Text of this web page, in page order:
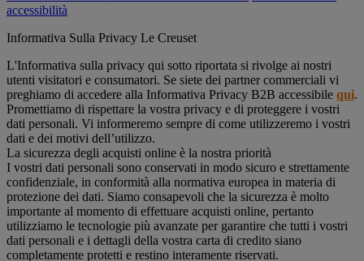
accessibilità
Informativa Sulla Privacy Le Creuset
L'Informativa sulla privacy qui sotto riportata si rivolge ai nostri
utenti visitatori e consumatori. Se siete dei partner commerciali vi
preghiamo di accedere alla Informativa Privacy B2B accessibile qui.
Promettiamo di rispettare la vostra privacy e di proteggere i vostri
dati personali. Vi informeremo sempre di come utilizzeremo i vostri
dati e dei motivi dell’utilizzo.
La sicurezza degli acquisti online è la nostra priorità
I vostri dati personali sono conservati in modo sicuro e strettamente
confidenziale, in conformità alla normativa europea in materia di
protezione dei dati. Siamo consapevoli che la sicurezza è molto
importante al momento di effettuare acquisti online, pertanto
utilizziamo le tecnologie più avanzate per garantire che tutti i vostri
dati personali e i dettagli della vostra carta di credito siano
completamente protetti e restino interamente riservati.